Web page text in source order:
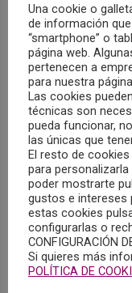
-División de
Titular: Olga
Suplente: María del
-División de
Titular: Darío Nuño
Suplente: Rocío
-División de
Titular: Víctor
Suplente: Rocío
-Área de
Una cookie o
de información
“smartphone” o
página web.
pertenecen a
para nuestra
Las cookies
técnicas son
pueda funcionar,
las únicas que
El resto de
para
poder mostrarte
gustos e intereses
estas cookies
configurarlas o
CONFIGURACIÓN
Si quieres más
POLÍTICA DE